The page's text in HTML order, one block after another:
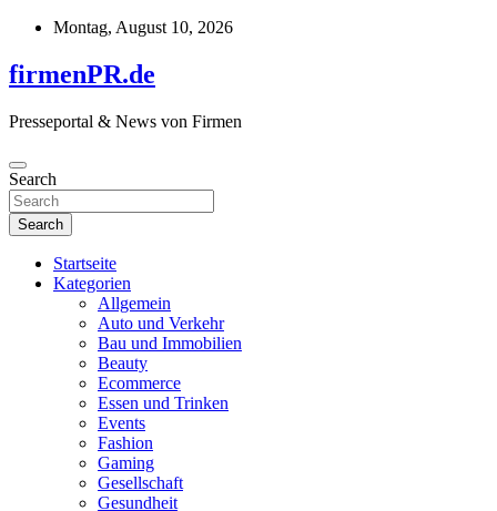
Skip
content
Montag, August 10, 2026
firmenPR.de
Presseportal & News von Firmen
Search
Search
Startseite
Kategorien
Allgemein
Auto und Verkehr
Bau und Immobilien
Beauty
Ecommerce
Essen und Trinken
Events
Fashion
Gaming
Gesellschaft
Gesundheit